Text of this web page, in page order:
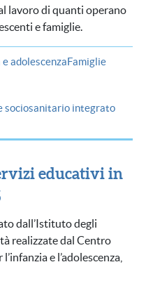
lavoro di quanti operano
e famiglie.
adolescenzaFamiglie
sociosanitario integrato
educativi in
dall’Istituto degli
realizzate dal Centro
e l’adolescenza,